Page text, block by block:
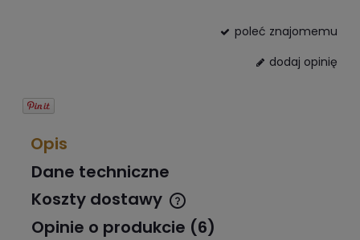
poleć znajomemu
dodaj opinię
Opis
Dane techniczne
Koszty dostawy
Cena nie zawiera ewentualnych kosztów płatności
Opinie o produkcie (6)